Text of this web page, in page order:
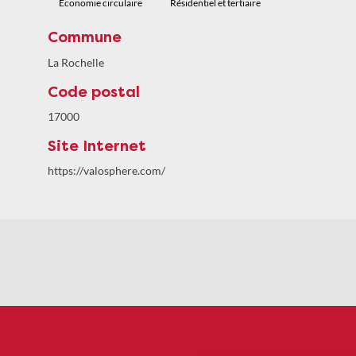
Économie circulaire Résidentiel et tertiaire
Commune
La Rochelle
Code postal
17000
Site Internet
https://valosphere.com/